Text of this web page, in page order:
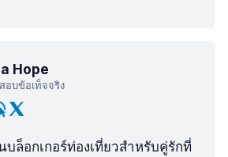
Hope
อบข้อเท็จจริง
บล็อกเกอร์ท่องเที่ยวสำหรับคู่รักที่